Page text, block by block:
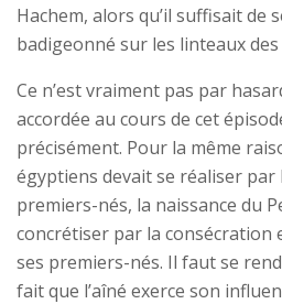
Hachem, alors qu’il suffisait de
badigeonné sur les linteaux
Ce n’est vraiment pas par
accordée au cours de cet
précisément. Pour la même
égyptiens devait se réaliser par
premiers-nés, la naissance du
concrétiser par la consécration
ses premiers-nés. Il faut se
fait que l’aîné exerce son